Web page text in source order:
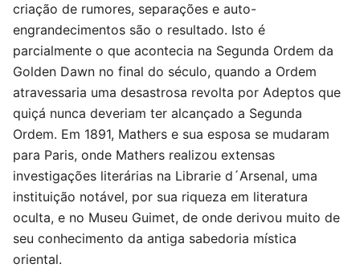
criação de rumores, separações e auto-
engrandecimentos são o resultado. Isto é
parcialmente o que acontecia na Segunda Ordem da
Golden Dawn no final do século, quando a Ordem
atravessaria uma desastrosa revolta por Adeptos que
quiçá nunca deveriam ter alcançado a Segunda
Ordem. Em 1891, Mathers e sua esposa se mudaram
para Paris, onde Mathers realizou extensas
investigações literárias na Librarie d´Arsenal, uma
instituição notável, por sua riqueza em literatura
oculta, e no Museu Guimet, de onde derivou muito de
seu conhecimento da antiga sabedoria mística
oriental.